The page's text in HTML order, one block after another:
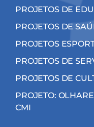
PROJETOS DE
PROJETOS DE
PROJETOS
PROJETOS DE
PROJETOS DE
PROJETO:
CMI